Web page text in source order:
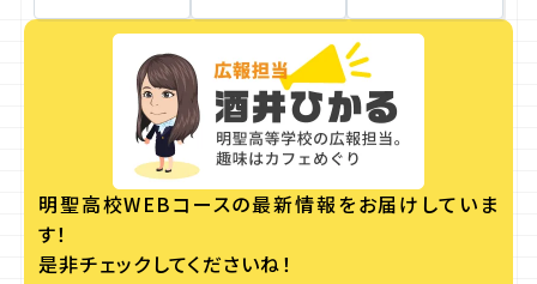
明聖高校WEBコースの最新情報をお届けしていま
す！
是非チェックしてくださいね！